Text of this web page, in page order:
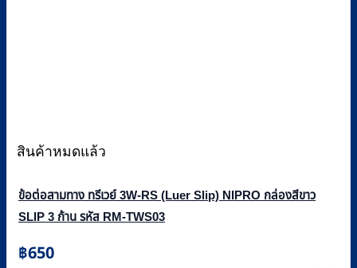
สินค้าหมดแล้ว
ข้อต่อสามทาง ทรีเวย์ 3W-RS (Luer Slip) NIPRO กล่องสีขาว
SLIP 3 ก้าน รหัส RM-TWS03
฿650